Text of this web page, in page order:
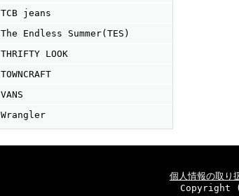
TCB jeans
The Endless Summer(TES)
THRIFTY LOOK
TOWNCRAFT
VANS
Wrangler
個人情報の取り
Copyright